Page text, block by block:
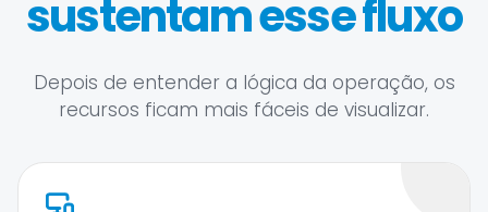
sustentam esse fluxo
Depois de entender a lógica da operação, os
recursos ficam mais fáceis de visualizar.